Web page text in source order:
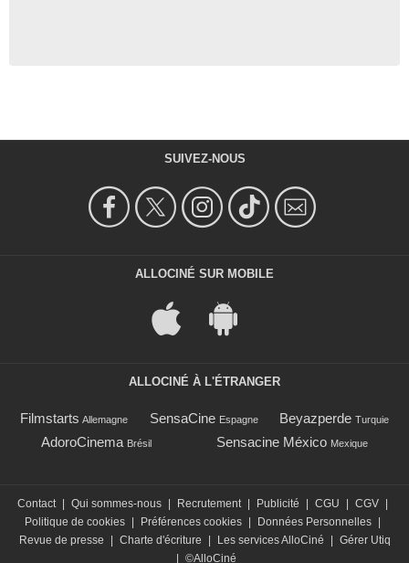
SUIVEZ-NOUS
ALLOCINÉ SUR MOBILE
ALLOCINÉ À L'ÉTRANGER
Filmstarts Allemagne SensaCine Espagne Beyazperde Turquie
AdoroCinema Brésil Sensacine México Mexique
Contact Qui sommes-nous Recrutement Publicité CGU CGV
Politique de cookies
Préférences cookies Données Personnelles
Revue de presse
Charte d'écriture Les services AlloCiné
Gérer Utiq
©AlloCiné